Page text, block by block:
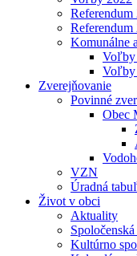
Referendum
Referendum
Komunálne
Voľby
Voľby
Zverejňovanie
Povinné
Obec
VZN
Úradná
Život v obci
Aktuality
Kultúrno